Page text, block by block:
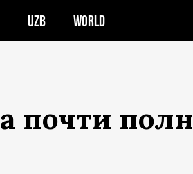
UZB WORLD
почти